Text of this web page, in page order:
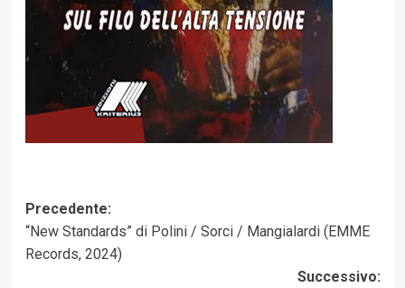
Navigazione
articolo
Precedente:
“New Standards” di Polini / Sorci / Mangialardi (EMME
Records, 2024)
Successivo: